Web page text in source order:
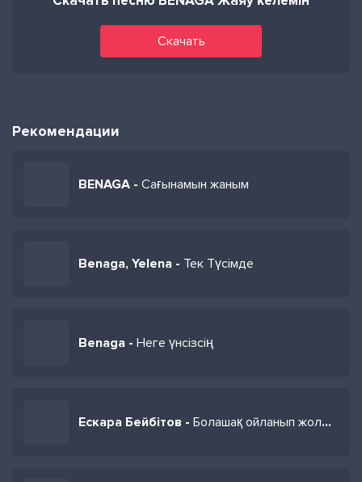
Скачать
Рекомендации
BENAGA - Сағынамын жаным
Benaga, Yelena - Тек Түсімде
Benaga - Неге үнсізсің
Ескара Бейбітов - Болашақ ойланып жолда келемін